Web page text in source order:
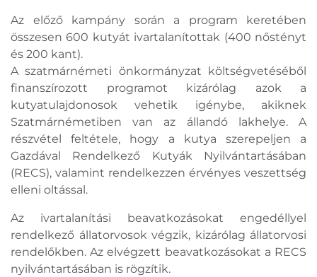
Az előző kampány során a program keretében
összesen 600 kutyát ivartalanítottak (400 nőstényt
és 200 kant).
A szatmárnémeti önkormányzat költségvetéséből
finanszírozott programot kizárólag azok a
kutyatulajdonosok vehetik igénybe, akiknek
Szatmárnémetiben van az állandó lakhelye. A
részvétel feltétele, hogy a kutya szerepeljen a
Gazdával Rendelkező Kutyák Nyilvántartásában
(RECS), valamint rendelkezzen érvényes veszettség
elleni oltással.
Az ivartalanítási beavatkozásokat engedéllyel
rendelkező állatorvosok végzik, kizárólag állatorvosi
rendelőkben. Az elvégzett beavatkozásokat a RECS
nyilvántartásában is rögzítik.